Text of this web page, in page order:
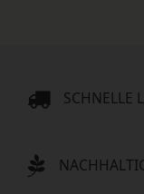
SCHNELLE